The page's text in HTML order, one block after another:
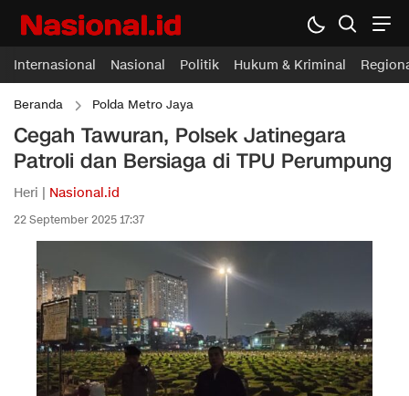
Internasional Nasional Politik Hukum & Kriminal
Beranda Polda Metro Jaya
Cegah Tawuran, Polsek Jatinegara
Patroli dan Bersiaga di TPU Perumpung
Heri | Nasional.id
22 September 2025 17:37